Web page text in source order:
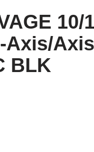
10/
Axis/
BLK